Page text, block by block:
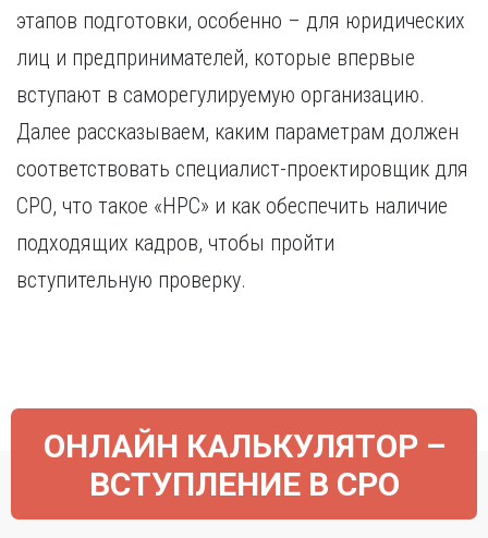
Курган
Курск
Л
Липецк
М
Магнитогорск
Мурманск
Н
Новосибирск
Хабаровск
Ч
Чебоксары
Челябинск
Череповец
этапов подготовки, особенно – для юридических
лиц и предпринимателей, которые впервые
вступают в саморегулируемую организацию.
Далее рассказываем, каким параметрам должен
соответствовать специалист-проектировщик для
СРО, что такое «НРС» и как обеспечить наличие
подходящих кадров, чтобы пройти
вступительную проверку.
ОНЛАЙН КАЛЬКУЛЯТОР –
ВСТУПЛЕНИЕ В СРО